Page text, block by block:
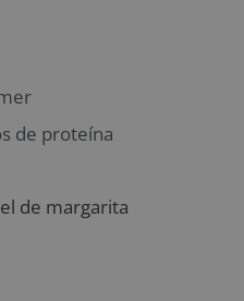
de proteína
de margarita